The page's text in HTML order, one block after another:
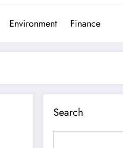
Environment Finance
Search